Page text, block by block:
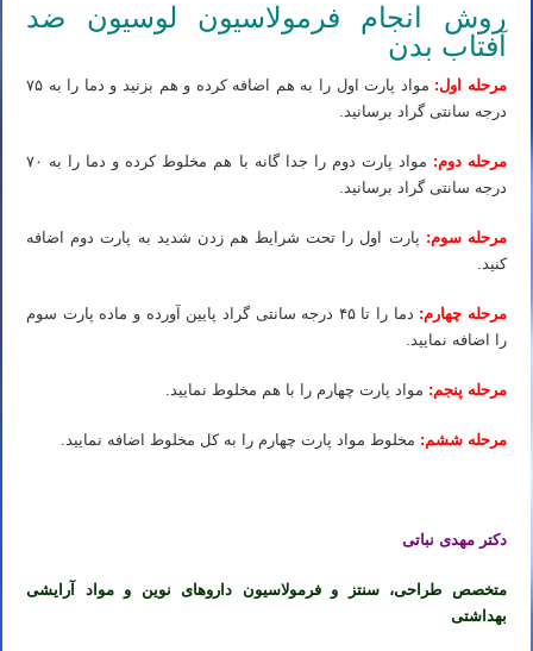
روش انجام فرمولاسیون لوسیون ضد
آفتاب بدن
مرحله اول:
مواد پارت اول را به هم اضافه کرده و هم بزنید و دما را به ۷۵
درجه سانتی گراد برسانید.
مرحله دوم:
مواد پارت دوم را جدا گانه با هم مخلوط کرده و دما را به ۷۰
درجه سانتی گراد برسانید.
مرحله سوم: پارت اول را تحت شرایط هم زدن شدید به پارت دوم اضافه
کنید.
مرحله چهارم:
دما را تا ۴۵ درجه سانتی گراد پایین آورده و ماده پارت سوم
را اضافه نمایید.
مرحله پنجم: مواد پارت چهارم را با هم مخلوط نمایید.
مرحله ششم: مخلوط مواد پارت چهارم را به کل مخلوط اضافه نمایید.
دکتر مهدی نباتی
متخصص طراحی، سنتز و فرمولاسیون داروهای نوین و مواد آرایشی
بهداشتی